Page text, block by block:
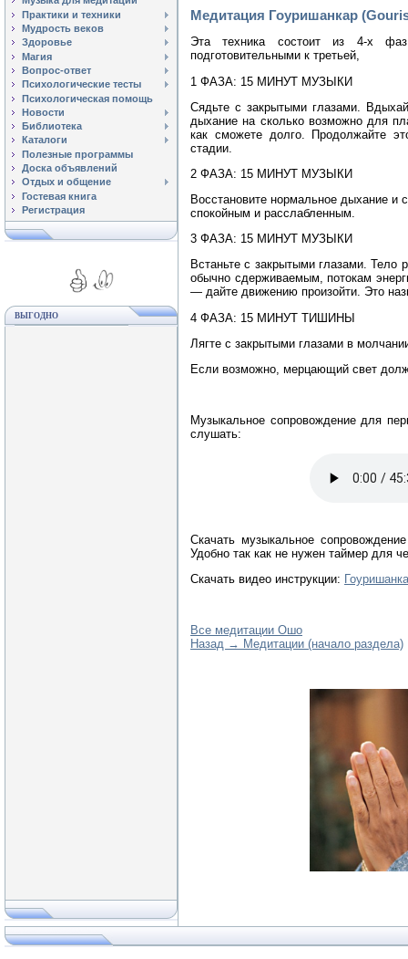
Практики и техники
Мудрость веков
Здоровье
Магия
Вопрос-ответ
Психологические тесты
Психологическая помощь
Новости
Библиотека
Каталоги
Полезные программы
Доска объявлений
Отдых и общение
Гостевая книга
Регистрация
ВЫГОДНО
Медитация Гоуришанкар
Эта техника состоит из 4-х
подготовительными к третьей,
1 ФАЗА: 15 МИНУТ МУЗЫКИ
Сядьте с закрытыми глазами.
дыхание на сколько возможно для
как сможете долго. Продолжайте
стадии.
2 ФАЗА: 15 МИНУТ МУЗЫКИ
Восстановите нормальное дыхание и
спокойным и расслабленным.
3 ФАЗА: 15 МИНУТ МУЗЫКИ
Встаньте с закрытыми глазами. Тело
обычно сдерживаемым, потокам
— дайте движению произойти. Это
4 ФАЗА: 15 МИНУТ ТИШИНЫ
Лягте с закрытыми глазами в
Если возможно, мерцающий свет
Музыкальное сопровождение для
слушать:
Скачать музыкальное
Удобно так как не нужен таймер для
Скачать видео инструкции:
Все медитации Ошо
Назад → Медитации (начало раздела)